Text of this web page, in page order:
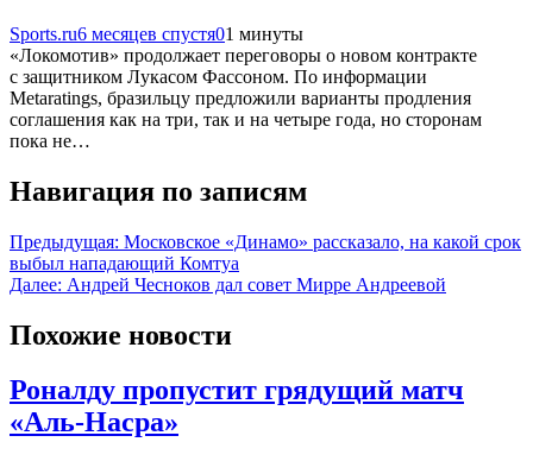
Sports.ru6 месяцев спустя01 минуты
«Локомотив» продолжает переговоры о новом контракте
с защитником Лукасом Фассоном. По информации
Metaratings, бразильцу предложили варианты продления
соглашения как на три, так и на четыре года, но сторонам
пока не…
Навигация по записям
Предыдущая: Московское «Динамо» рассказало, на какой срок
выбыл нападающий Комтуа
Далее: Андрей Чесноков дал совет Мирре Андреевой
Похожие новости
Роналду пропустит грядущий матч
«Аль-Насра»